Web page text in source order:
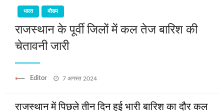
भारत मौसम
राजस्थान के पूर्वी जिलों में कल तेज बारिश की
चेतावनी जारी
Editor
Posted
7 अगस्त 2024
राजस्थान में पिछले तीन दिन हुई भारी बारिश का दौर कल